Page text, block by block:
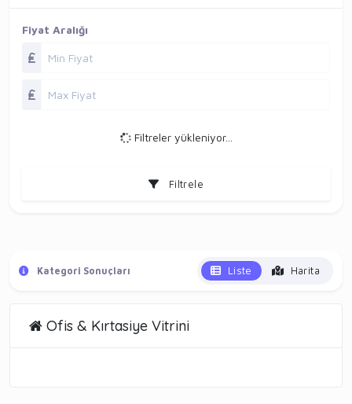
Fiyat Aralığı
Filtreler yükleniyor...
Filtrele
Kategori Sonuçları Liste Harita
Ofis & Kırtasiye Vitrini